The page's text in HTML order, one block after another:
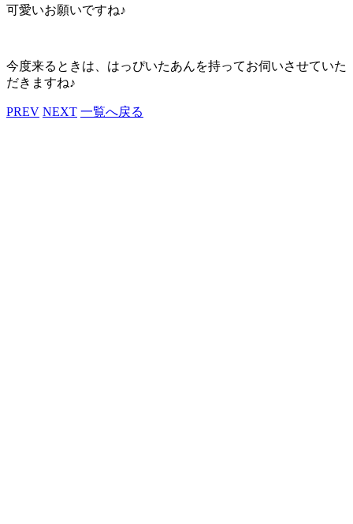
可愛いお願いですね♪
今度来るときは、はっぴいたあんを持ってお伺いさせていた
だきますね♪
PREV NEXT 一覧へ戻る